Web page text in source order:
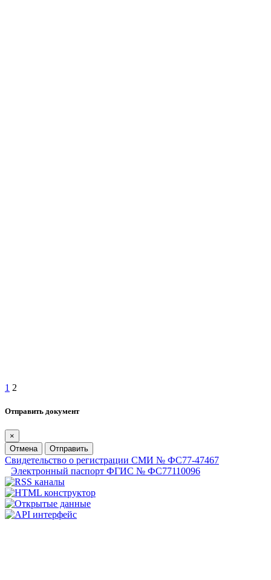
1 2
Отправить документ
×
Отмена
Отправить
Свидетельство о регистрации СМИ № ФС77-47467
Электронный паспорт ФГИС № ФС77110096